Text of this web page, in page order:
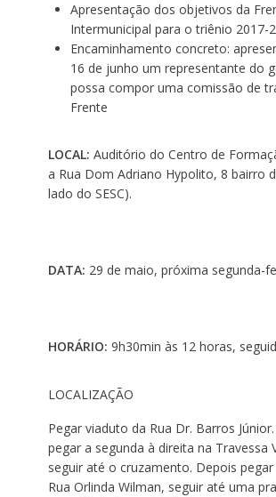
Apresentação dos objetivos da
Intermunicipal para o triênio 2017-
Encaminhamento concreto:
16 de junho um representante do
possa compor uma comissão de
Frente
LOCAL: Auditório do Centro de
a Rua Dom Adriano Hypolito, 8 bairro
lado do SESC).
DATA: 29 de maio, próxima segunda-
HORÁRIO: 9h30min às 12 horas,
LOCALIZAÇÃO
Pegar viaduto da Rua Dr. Barros
pegar a segunda à direita na Travessa
seguir até o cruzamento. Depois
Rua Orlinda Wilman, seguir até uma